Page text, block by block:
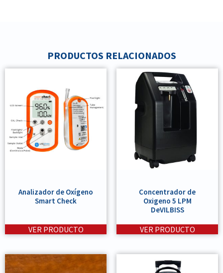
PRODUCTOS RELACIONADOS
Analizador de Oxígeno
Smart Check
VER PRODUCTO
Concentrador de
Oxigeno 5 LPM
DeVILBISS
VER PRODUCTO